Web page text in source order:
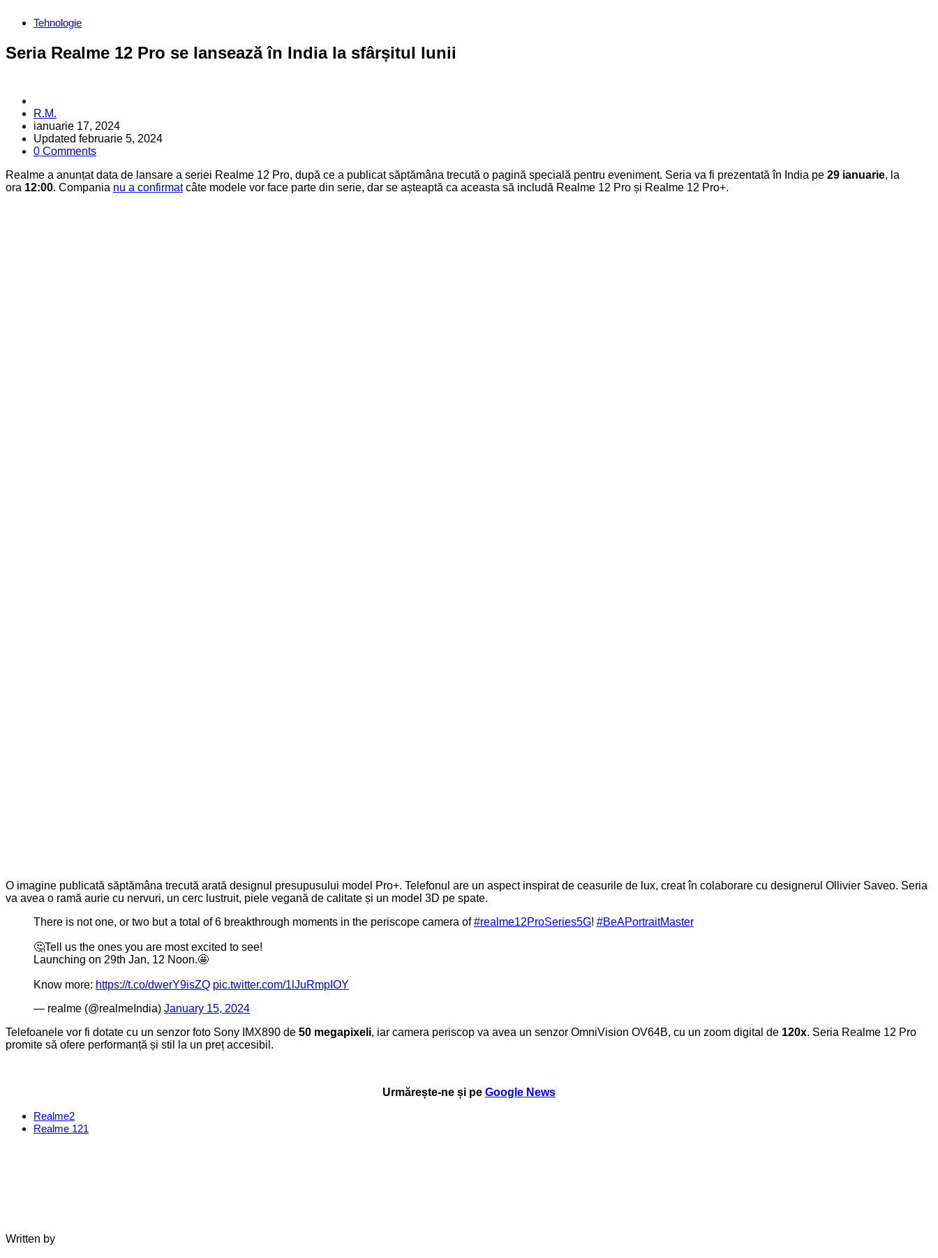
Categories
Tehnologie
Seria Realme 12 Pro se lansează în India la sfârșitul lunii
Posted
by
R.M.
ianuarie 17, 2024
Updated februarie 5, 2024
0 Comments
Realme a anunțat data de lansare a seriei Realme 12 Pro, după ce a publicat săptămâna trecută o pagină specială pentru eveniment. Seria va fi prezentată în India pe 29 ianuarie, la
ora 12:00. Compania nu a confirmatcâte modele vor face parte din serie, dar se așteaptă ca aceasta să includă Realme 12 Pro și Realme 12 Pro+.
O imagine publicată săptămâna trecută arată designul presupusului model Pro+. Telefonul are un aspect inspirat de ceasurile de lux, creat în colaborare cu designerul Ollivier Saveo. Seria
va avea o ramă aurie cu nervuri, un cerc lustruit, piele vegană de calitate și un model 3D pe spate.
There is not one, or two but a total of 6 breakthrough moments in the periscope camera of#realme12ProSeries5G! #BeAPortraitMaster
🤔Tell us the ones you are most excited to see!
Launching on 29th Jan, 12 Noon.🤩
Know more: https://t.co/dwerY9isZQ pic.twitter.com/1lJuRmpIOY
— realme (@realmeIndia) January 15, 2024
Telefoanele vor fi dotate cu un senzor foto Sony IMX890 de 50 megapixeli, iar camera periscop va avea un senzor OmniVision OV64B, cu un zoom digital de 120x. Seria Realme 12 Pro
promite să ofere performanță și stil la un preț accesibil.
Urmărește-ne și pe Google News
Realme2
Realme 121
Written by